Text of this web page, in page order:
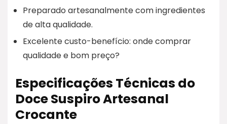
Preparado artesanalmente com ingredientes
de alta qualidade.
Excelente custo-benefício: onde comprar
qualidade e bom preço?
Especificações Técnicas do
Doce Suspiro Artesanal
Crocante